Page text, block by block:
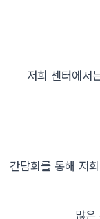
저희 센터에서
간담회를 통해 저
많